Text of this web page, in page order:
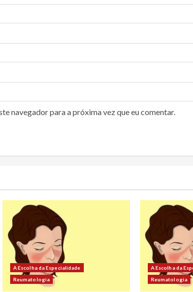
navegador para a próxima vez que eu comentar.
A Escolha da Especialidade
Reumatologia
A Escolha da
Reumatologia